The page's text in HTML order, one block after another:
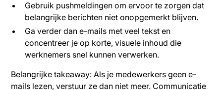
Gebruik pushmeldingen om ervoor te zorgen dat
belangrijke berichten niet onopgemerkt blijven.
Ga verder dan e-mails met veel tekst en
concentreer je op korte, visuele inhoud die
werknemers snel kunnen verwerken.
Belangrijke takeaway: Als je medewerkers geen e-
mails lezen, verstuur ze dan niet meer. Communicatie